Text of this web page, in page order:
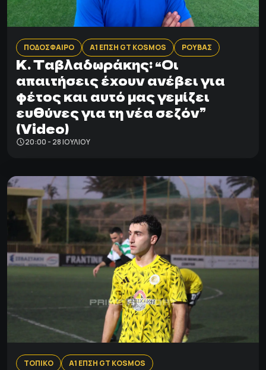
ΠΟΔΟΣΦΑΙΡΟ Α1 ΕΠΣΗ GT KOSMOS ΡΟΥΒΑΣ
K. Tαβλαδωράκης: “Oι
απαιτήσεις έχουν ανέβει για
φέτος και αυτό μας γεμίζει
ευθύνες για τη νέα σεζόν”
(Video)
20:00 - 28 ΙΟΥΛΊΟΥ
ΤΟΠΙΚΟ Α1 ΕΠΣΗ GT KOSMOS